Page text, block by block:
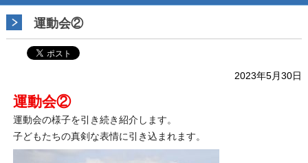
運動会②
2023年5月30日
運動会②
運動会の様子を引き続き紹介します。
子どもたちの真剣な表情に引き込まれます。